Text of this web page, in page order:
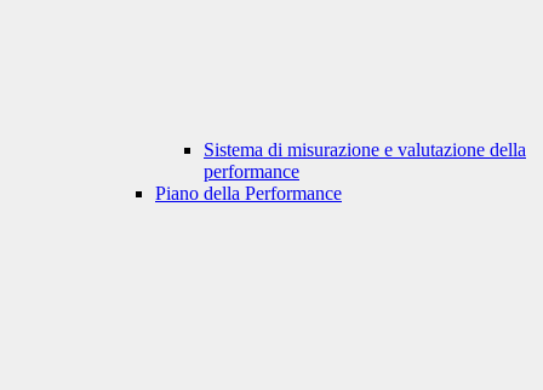
Sistema di misurazione e valutazione della
performance
Piano della Performance